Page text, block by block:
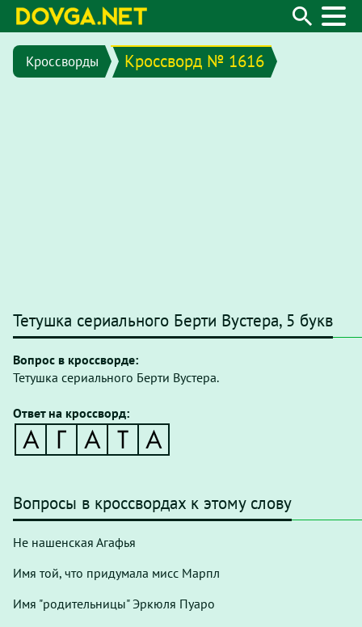
Кроссворды Кроссворд № 1616
Тетушка сериального Берти Вустера, 5 букв
Вопрос в кроссворде:
Тетушка сериального Берти Вустера.
Ответ на кроссворд:
Вопросы в кроссвордах к этому слову
Не нашенская Агафья
Имя той, что придумала мисс Марпл
Имя "родительницы" Эркюля Пуаро